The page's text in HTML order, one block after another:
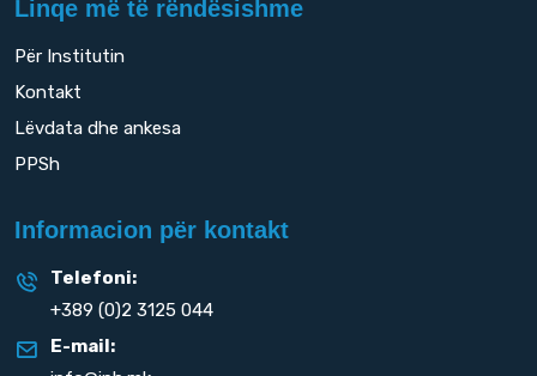
Linqe më të rëndësishme
Për Institutin
Kontakt
Lëvdata dhe ankesa
PPSh
Informacion për kontakt
Telefoni:
+389 (0)2 3125 044
E-mail: